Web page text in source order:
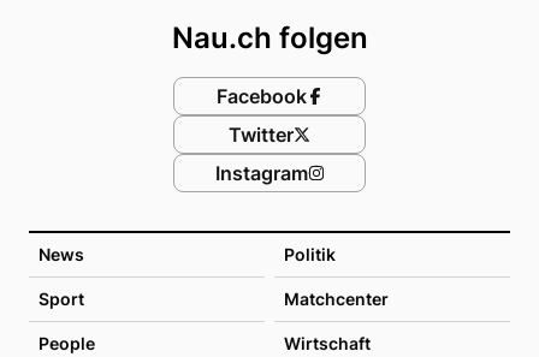
News Politik
Sport Matchcenter
People Wirtschaft
Nau.ch folgen
Facebook
Twitter
Instagram